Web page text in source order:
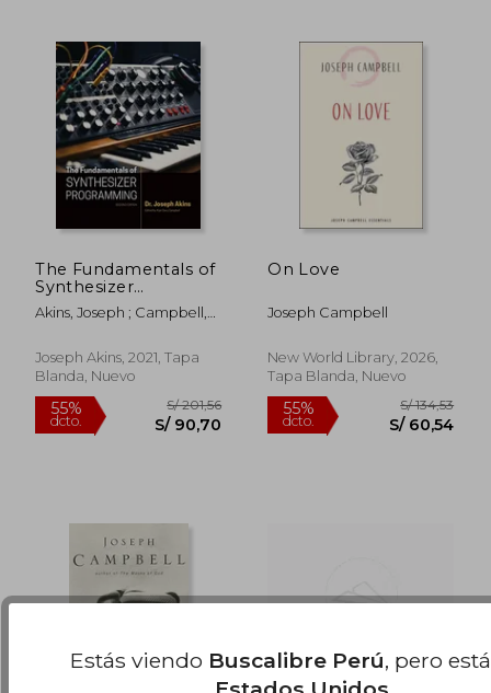
dcto. S/ 55,93 dcto. S/
The Fundamentals of
Synthesizer
Programming (en
Inglés)
Akins, Joseph ; Campbell,
Joseph Akins, 2021, Tapa
Blanda, Nuevo
On Love
Joseph Campbell
New World Library, 2026,
Tapa Blanda, Nuevo
Estás viendo Buscalibre Perú, pero